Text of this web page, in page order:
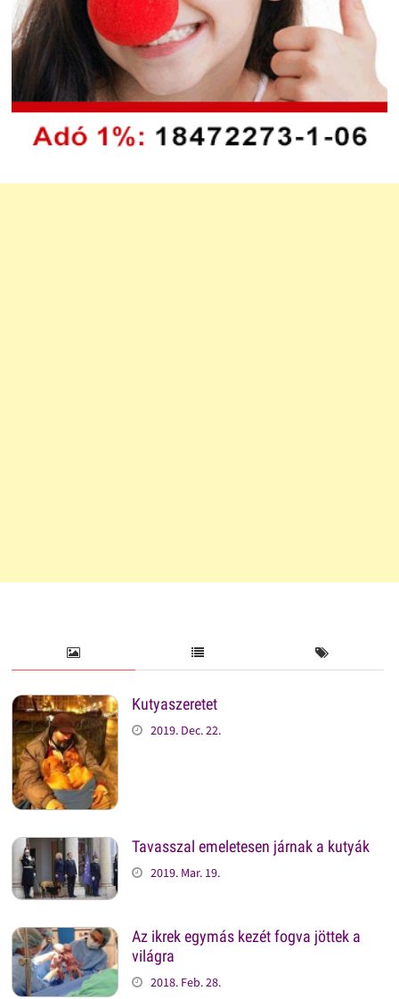
Kutyaszeretet
2019. Dec. 22.
Tavasszal emeletesen járnak a kutyák
2019. Mar. 19.
Az ikrek egymás kezét fogva jöttek a
világra
2018. Feb. 28.